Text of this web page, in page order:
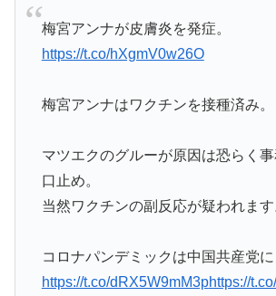
梅宮アンナが皮膚炎を発症。
https://t.co/hXgmV0w26O
梅宮アンナはワクチンを接種済み。
マツエクのグルーが原因は恐らく
口止め。
当然ワクチンの副反応が疑われます
コロナパンデミックは中国共産党に
https://t.co/dRX5W9mM3phttps://